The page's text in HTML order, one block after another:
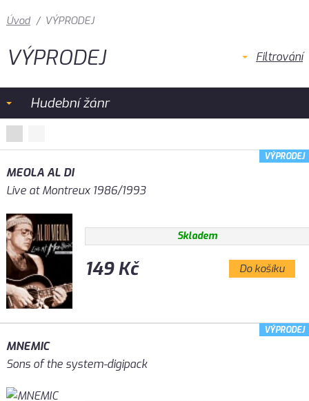
Úvod / VÝPRODEJ
VÝPRODEJ Filtrování
Hudební žánr
MEOLA AL DI
Live at Montreux 1986/1993
Skladem
149 Kč Do košíku
VÝPRODEJ
MNEMIC
Sons of the system-digipack
VÝPRODEJ